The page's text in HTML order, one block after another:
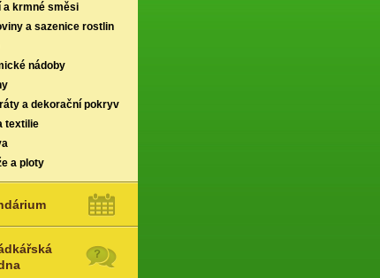
a krmné směsi
a sazenice rostlin
nádoby
a dekorační pokryv
textilie
a ploty